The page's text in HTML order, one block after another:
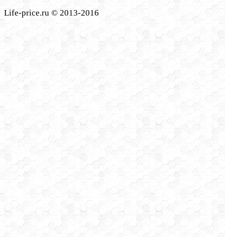
Life-price.ru © 2013-2016